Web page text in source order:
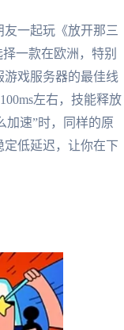
一起玩《放开那三
一款在欧洲，特别
戏服务器的最佳线
左右，技能释放
加速”时，同样的原
定低延迟，让你在下